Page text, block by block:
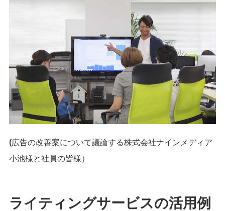
(広告の改善案について議論する株式会社ナインメディア
小池様と社員の皆様）
ライティングサービスの活用例